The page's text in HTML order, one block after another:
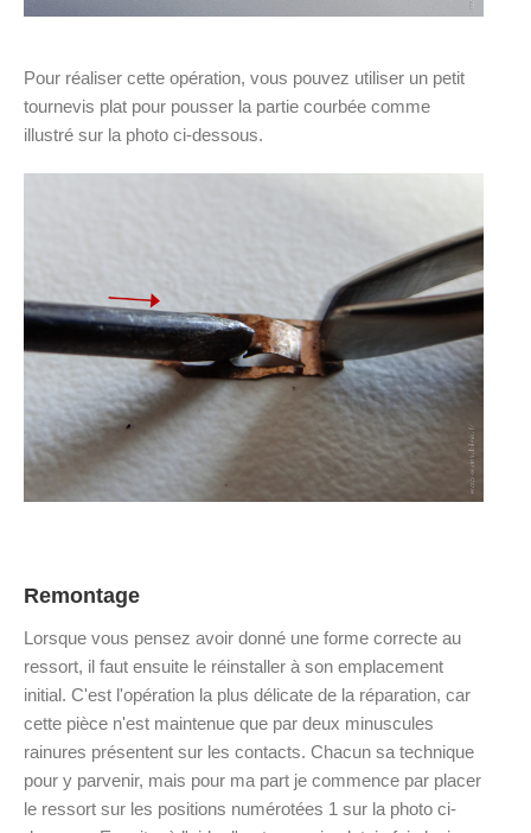
Pour réaliser cette opération, vous pouvez utiliser un petit
tournevis plat pour pousser la partie courbée comme
illustré sur la photo ci-dessous.
Remontage
Lorsque vous pensez avoir donné une forme correcte au
ressort, il faut ensuite le réinstaller à son emplacement
initial. C'est l'opération la plus délicate de la réparation, car
cette pièce n'est maintenue que par deux minuscules
rainures présentent sur les contacts. Chacun sa technique
pour y parvenir, mais pour ma part je commence par placer
le ressort sur les positions numérotées 1 sur la photo ci-